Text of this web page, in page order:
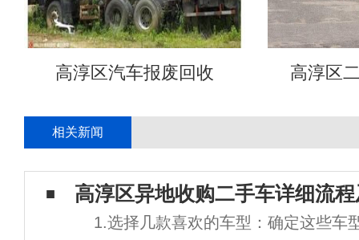
高淳区汽车报废回收 高淳区
相关新闻
高淳区异地收购二手车详细流
1.选择几款喜欢的车型：确定这些车